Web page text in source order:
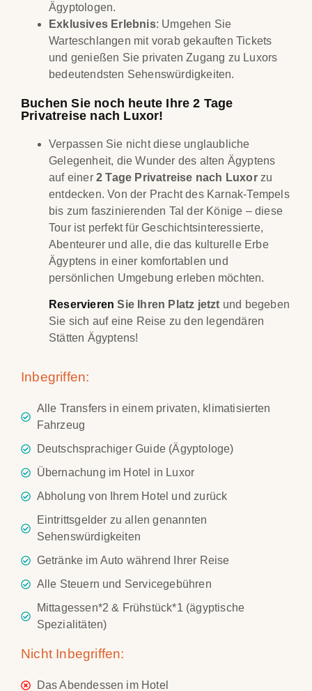
Ägyptologen.
Exklusives Erlebnis: Umgehen Sie
Warteschlangen mit vorab gekauften Tickets
und genießen Sie privaten Zugang zu Luxors
bedeutendsten Sehenswürdigkeiten.
Buchen Sie noch heute Ihre 2 Tage
Privatreise nach Luxor!
Verpassen Sie nicht diese unglaubliche
Gelegenheit, die Wunder des alten Ägyptens
auf einer 2 Tage Privatreise nach Luxorzu
entdecken. Von der Pracht des Karnak-Tempels
bis zum faszinierenden Tal der Könige – diese
Tour ist perfekt für Geschichtsinteressierte,
Abenteurer und alle, die das kulturelle Erbe
Ägyptens in einer komfortablen und
persönlichen Umgebung erleben möchten.
Reservieren Sie Ihren Platz jetzt und begeben
Sie sich auf eine Reise zu den legendären
Stätten Ägyptens!
Inbegriffen:
Alle Transfers in einem privaten, klimatisierten
Fahrzeug
Deutschsprachiger Guide (Ägyptologe)
Übernachung im Hotel in Luxor
Abholung von Ihrem Hotel und zurück
Eintrittsgelder zu allen genannten
Sehenswürdigkeiten
Getränke im Auto während Ihrer Reise
Alle Steuern und Servicegebühren
Mittagessen*2 & Frühstück*1 (ägyptische
Spezialitäten)
Nicht Inbegriffen:
Das Abendessen im Hotel